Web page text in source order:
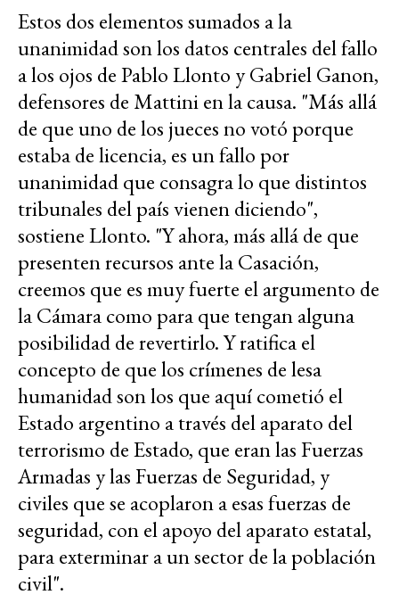
Estos dos elementos sumados a la
unanimidad son los datos centrales del fallo
a los ojos de Pablo Llonto y Gabriel Ganon,
defensores de Mattini en la causa. "Más allá
de que uno de los jueces no votó porque
estaba de licencia, es un fallo por
unanimidad que consagra lo que distintos
tribunales del país vienen diciendo",
sostiene Llonto. "Y ahora, más allá de que
presenten recursos ante la Casación,
creemos que es muy fuerte el argumento de
la Cámara como para que tengan alguna
posibilidad de revertirlo. Y ratifica el
concepto de que los crímenes de lesa
humanidad son los que aquí cometió el
Estado argentino a través del aparato del
terrorismo de Estado, que eran las Fuerzas
Armadas y las Fuerzas de Seguridad, y
civiles que se acoplaron a esas fuerzas de
seguridad, con el apoyo del aparato estatal,
para exterminar a un sector de la población
civil".